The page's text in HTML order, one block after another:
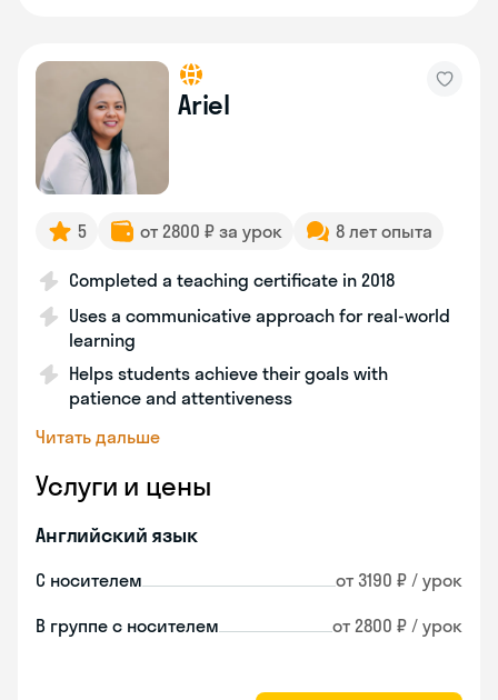
Ariel
5 от 2800 ₽ за урок 8 лет опыта
Completed a teaching certificate in 2018
Uses a communicative approach for real-world
learning
Helps students achieve their goals with
patience and attentiveness
Читать дальше
Услуги и цены
Английский язык
С носителем от 3190 ₽ / урок
В группе с носителем от 2800 ₽ / урок